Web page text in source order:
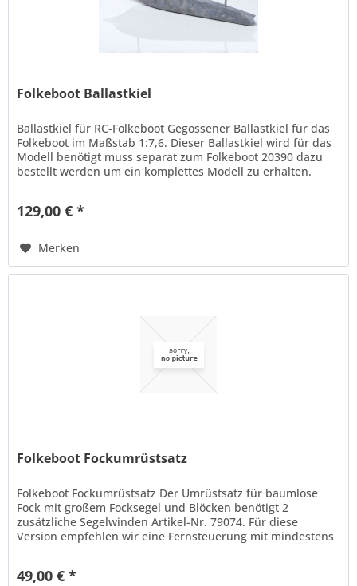
Folkeboot Ballastkiel
Ballastkiel für RC-Folkeboot Gegossener Ballastkiel für das
Folkeboot im Maßstab 1:7,6. Dieser Ballastkiel wird für das
Modell benötigt muss separat zum Folkeboot 20390 dazu
bestellt werden um ein komplettes Modell zu erhalten.
129,00 € *
Merken
Folkeboot Fockumrüstsatz
Folkeboot Fockumrüstsatz Der Umrüstsatz für baumlose
Fock mit großem Focksegel und Blöcken benötigt 2
zusätzliche Segelwinden Artikel-Nr. 79074. Für diese
Version empfehlen wir eine Fernsteuerung mit mindestens
49,00 € *